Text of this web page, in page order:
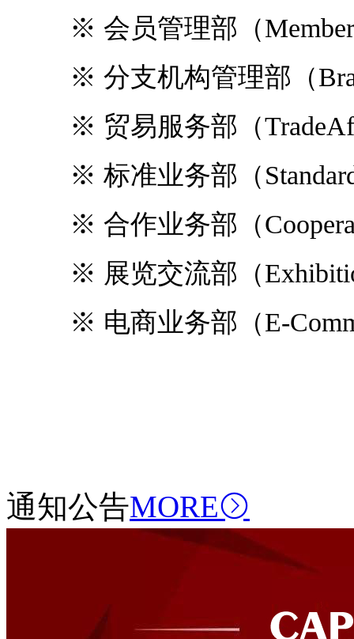
※ 会员管理部（
※ 分支机构管理部（
※ 贸易服务部（
※ 标准业务部（
※ 合作业务部（
※ 展览交流部（
※ 电商业务部（E-
通知公告MORE